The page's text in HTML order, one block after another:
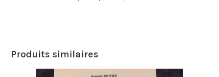
Produits similaires